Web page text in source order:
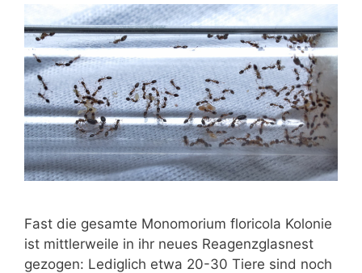
Fast die gesamte Monomorium floricola Kolonie
ist mittlerweile in ihr neues Reagenzglasnest
gezogen: Lediglich etwa 20-30 Tiere sind noch